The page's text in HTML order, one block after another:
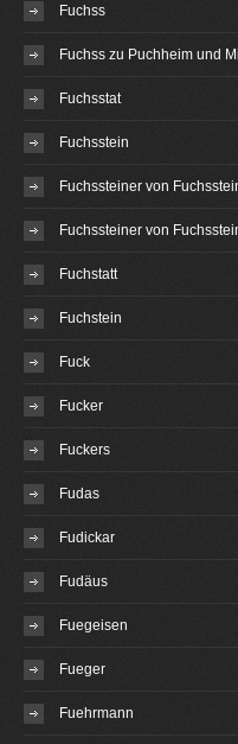
Fuchss
Fuchss zu Puchheim und
Fuchsstat
Fuchsstein
Fuchssteiner von
Fuchssteiner von
Fuchstatt
Fuchstein
Fuck
Fucker
Fuckers
Fudas
Fudickar
Fudäus
Fuegeisen
Fueger
Fuehrmann